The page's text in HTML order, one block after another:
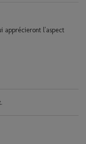
apprécieront l'aspect